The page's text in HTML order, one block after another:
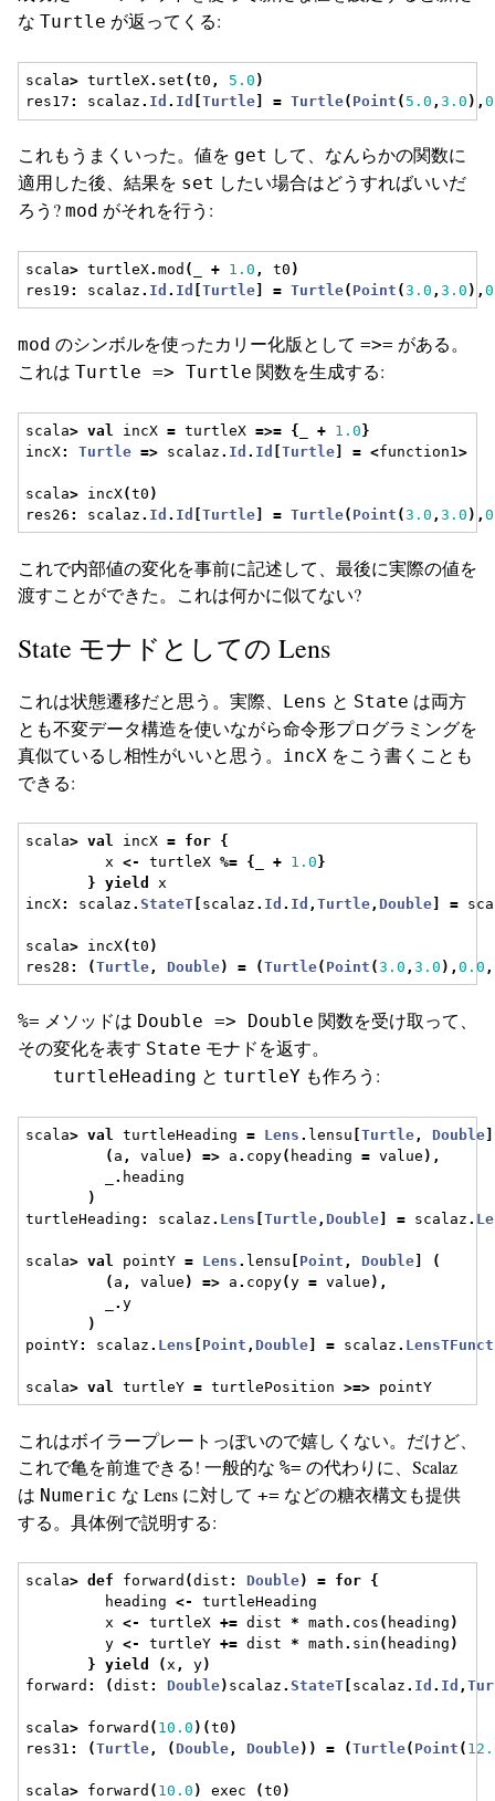
な Turtle が返ってくる:
scala> turtleX. set (t0 , 5.0 )
res17 : scalaz . Id . Id [Turtle = Turtle( Point ( 5.0 ,3.0 ),
これもうまくいった。値を get して、なんらかの関数に
適用した後、結果を set したい場合はどうすればいいだ
ろう? mod がそれを行う:
scala> turtleX.mod ( _ + 1.0 , t0 )
res19 : scalaz . Id . Id [Turtle = Turtle( Point (3.0 ,3.0 ),
mod のシンボルを使ったカリー化版として =>= がある。
これは Turtle => Turtle 関数を生成する:
scala> val incX = turtleX =>= { _ + 1.0 }
incX: Turtle => scalaz . Id . Id [Turtle = <function1>
scala> incX(t0 )
res26 : scalaz . Id . Id [Turtle = Turtle( Point (3.0 ,3.0 ),
これで内部値の変化を事前に記述して、最後に実際の値を
渡すことができた。これは何かに似てない?
State モナドとしての Lens
これは状態遷移だと思う。実際、 Lens と State は両方
とも不変データ構造を使いながら命令形プログラミングを
真似ているし相性がいいと思う。
incX をこう書くことも
できる:
scala> val incX = for {
x <- turtleX %= { _ + 1.0 }
}
yield
x
incX: scalaz .StateT scalaz . Id . Id ,Turtle,Double =
scala> incX(t0 )
res28 : (Turtle, Double) = (Turtle( Point (3.0 ,3.0 ),0.0 ,
%= メソッドは Double => Double 関数を受け取って、
その変化を表す State モナドを返す。
turtleHeading と turtleY も作ろう:
scala> val turtleHeading = Lens . lensu [Turtle , Double
( a , value ) => a . copy( heading = value ),
. heading
)
turtleHeading : scalaz . Lens [Turtle ,Double = scalaz .
scala> val pointY = Lens . lensu Point , Double
(
( a , value ) => a . copy(y = value ),
.y
)
pointY: scalaz . Lens Point ,Double = scalaz .
scala> val turtleY = turtlePosition >=> pointY
これはボイラープレートっぽいので嬉しくない。だけど、
これで亀を前進できる! 一般的な %= の代わりに、Scalaz
は Numeric な Lens に対して += などの糖衣構文も提供
する。具体例で説明する:
scala> def forward (dist : Double) = for {
heading <-
turtleHeading
x <- turtleX += dist * math . cos ( heading )
y <- turtleY += dist * math . sin ( heading )
}
yield ( x , y)
forward : (dist : Double) scalaz .StateT scalaz . Id . Id ,
scala> forward ( 10.0 )(t0 )
res31 : (Turtle , (Double , Double)) = (Turtle( Point (
scala> forward ( 10.0 ) exec (t0 )